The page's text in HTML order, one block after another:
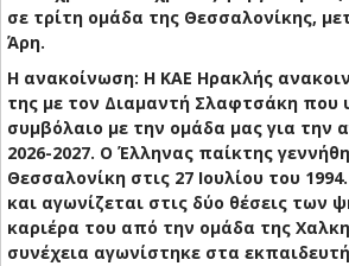
σε τρίτη ομάδα της Θεσσαλονίκης,
Άρη.
Η ανακοίνωση: Η ΚΑΕ Ηρακλής
της με τον Διαμαντή Σλαφτσάκη που
συμβόλαιο με την ομάδα μας για την
2026-2027. Ο Έλληνας παίκτης
Θεσσαλονίκη στις 27 Ιουλίου του
και αγωνίζεται στις δύο θέσεις των
καριέρα του από την ομάδα της
συνέχεια αγωνίστηκε στα